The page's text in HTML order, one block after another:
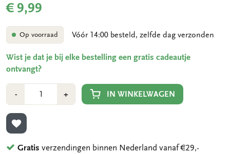
€ 9,99
Op voorraad Vóór 14:00 besteld, zelfde dag verzonden
Wist je dat je bij elke bestelling een gratis cadeautje
ontvangt?
-Min
1
+Plus
1
IN WINKELWAGEN
TOEVOEGEN AAN VERLANGLIJST
Gratis verzendingen binnen Nederland vanaf €29,-